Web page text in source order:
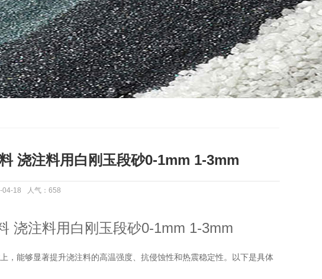
浇注料用白刚玉段砂0-1mm 1-3mm
04-18 人气： 658
浇注料用白刚玉段砂0-1mm 1-3mm
，能够显著提升浇注料的高温强度、抗侵蚀性和热震稳定性。以下是具体